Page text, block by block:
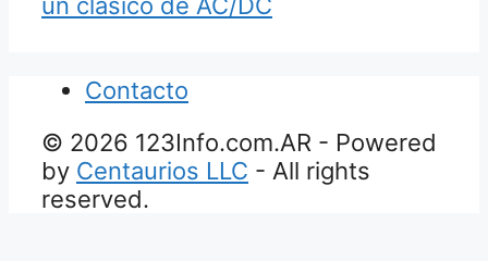
Contacto
© 2026 123Info.com.AR - Powered
by Centaurios LLC - All rights
reserved.